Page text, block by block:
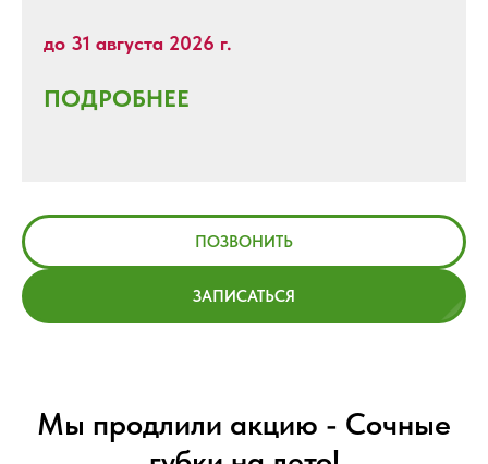
до 31 августа 2026 г.
ПОДРОБНЕЕ
ПОЗВОНИТЬ
ЗАПИСАТЬСЯ
Мы продлили акцию - Сочные